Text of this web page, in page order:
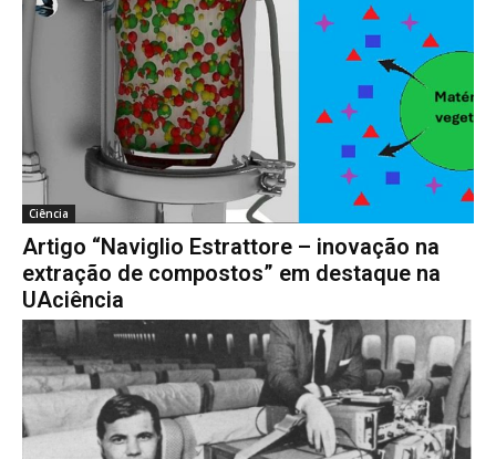
Ciência
Artigo “Naviglio Estrattore – inovação na
extração de compostos” em destaque na
UAciência